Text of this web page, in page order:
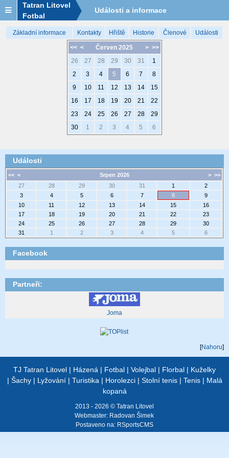
Tatran Litovel
Fotbal
Události a informace
Základní informace Kontakty Hřiště Historie Členové Události
<< < > >>
Červen 2025
26
27 28 29 30 31
1
2
3 4 5 6 7
8
9
10 11 12 13 14
15
16
17 18 19 20 21
22
23
24 25 26 27 28
29
30
1 2 3 4 5 6
Události
<< < > >>
Srpen 2026
27
28 29 30 31 1
2
3
4 5 6 7 8
9
10
11 12 13 14 15
16
17
18 19 20 21 22
23
24
25 26 27 28 29
30
31
1 2 3 4 5 6
Facebook
Partneři:
Joma
[Nahoru]
TJ Tatran Litovel | Házená | Fotbal | Volejbal | Florbal | Kuželky
| Šachy| Lyžování| Turistika | Horolezci| Stolní tenis| Tenis| Malá
kopaná
2013 - 2026 © Tatran Litovel
Webmaster: Radovan Šimek
Postaveno na: RSportsCMS